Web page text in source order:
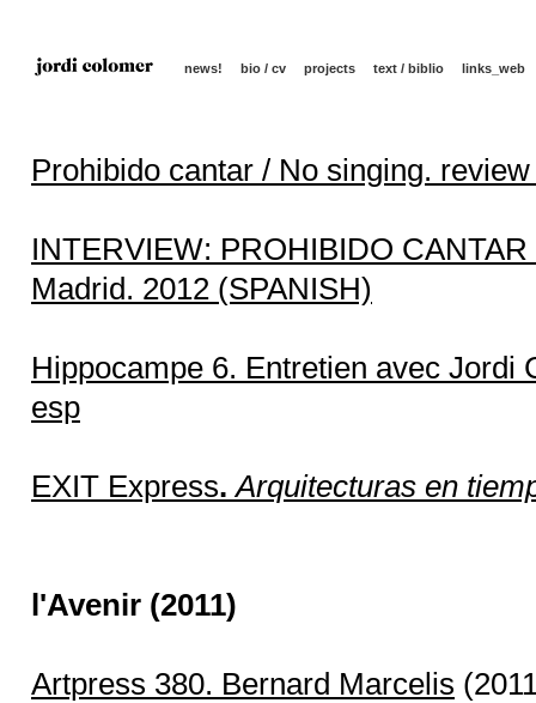
news! bio / cv projects text / biblio links_web
Prohibido cantar / No singing.
INTERVIEW: PROHIBIDO
Madrid. 2012 (SPANISH)
Hippocampe 6. Entretien avec Jordi
esp
EXIT Express.Arquitecturas en
l'Avenir (2011)
Artpress 380. Bernard Marcelis